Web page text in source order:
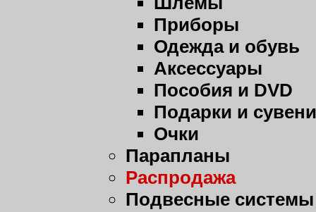
Приборы
Одежда и обувь
Аксессуары
Пособия и DVD
Подарки и
Очки
Парапланы
Распродажа
Подвесные системы